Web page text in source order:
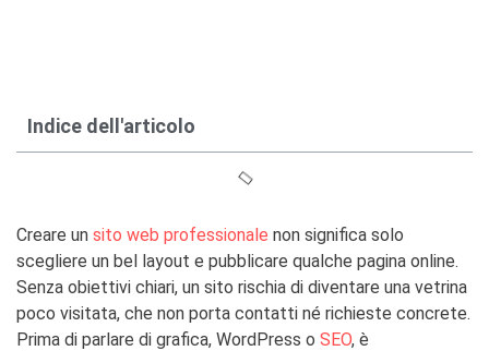
Indice dell'articolo
Creare un sito web professionale non significa solo
scegliere un bel layout e pubblicare qualche pagina online.
Senza obiettivi chiari, un sito rischia di diventare una vetrina
poco visitata, che non porta contatti né richieste concrete.
Prima di parlare di grafica, WordPress o SEO, è